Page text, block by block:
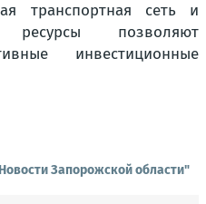
транспортная сеть и
позволяют
инвестиционные
Запорожской области"